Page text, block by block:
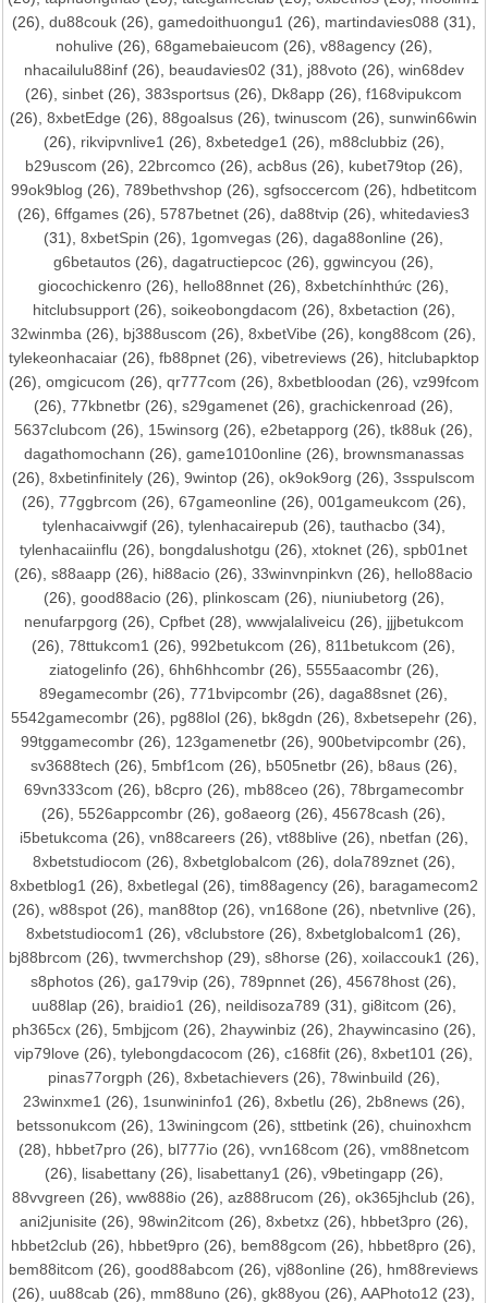
(26), du88couk(26), gamedoithuongu1 (26), martindavies088 (31),
nohulive (26), 68gamebaieucom (26), v88agency(26),
nhacailulu88inf(26), beaudavies02 (31), j88voto(26), win68dev
(26),sinbet (26),383sportsus (26), Dk8app (26),f168vipukcom
(26),8xbetEdge (26),88goalsus (26),twinuscom (26),sunwin66win
(26), rikvipvnlive1 (26), 8xbetedge1 (26), m88clubbiz(26),
b29uscom (26), 22brcomco(26), acb8us(26), kubet79top(26),
99ok9blog (26), 789bethvshop(26), sgfsoccercom (26), hdbetitcom
(26),6ffgames (26),5787betnet (26),da88tvip (26),whitedavies3
(31),8xbetSpin (26), 1gomvegas (26),daga88online (26),
g6betautos (26),dagatructiepcoc (26),ggwincyou (26),
giocochickenro (26), hello88nnet (26),8xbetchínhthức (26),
hitclubsupport(26), soikeobongdacom (26), 8xbetaction (26),
32winmba (26), bj388uscom (26),8xbetVibe (26), kong88com (26),
tylekeonhacaiar(26), fb88pnet(26), vibetreviews(26), hitclubapktop
(26), omgicucom (26), qr777com (26), 8xbetbloodan (26), vz99fcom
(26),77kbnetbr (26),s29gamenet (26),grachickenroad (26),
5637clubcom (26), 15winsorg (26),e2betapporg (26),tk88uk (26),
dagathomochann (26), game1010online (26), brownsmanassas
(26),8xbetinfinitely (26),9wintop (26),ok9ok9org (26),3sspulscom
(26), 77ggbrcom (26), 67gameonline (26), 001gameukcom (26),
tylenhacaivwgif(26), tylenhacairepub(26), tauthacbo(34),
tylenhacaiinflu (26), bongdalushotgu (26),xtoknet (26),spb01net
(26),s88aapp (26), hi88acio (26),33winvnpinkvn (26), hello88acio
(26), good88acio(26), plinkoscam (26), niuniubetorg (26),
nenufarpgorg (26), Cpfbet(28), wwwjalaliveicu (26), jjjbetukcom
(26),78ttukcom1 (26),992betukcom (26),811betukcom (26),
ziatogelinfo(26), 6hh6hhcombr(26), 5555aacombr(26),
89egamecombr (26),771bvipcombr (26),daga88snet (26),
5542gamecombr(26), pg88lol (26), bk8gdn (26), 8xbetsepehr(26),
99tggamecombr (26), 123gamenetbr (26),900betvipcombr (26),
sv3688tech (26), 5mbf1com (26), b505netbr(26), b8aus(26),
69vn333com (26), b8cpro(26), mb88ceo(26), 78brgamecombr
(26),5526appcombr (26),go8aeorg (26),45678cash (26),
i5betukcoma(26), vn88careers(26), vt88blive (26), nbetfan (26),
8xbetstudiocom (26), 8xbetglobalcom (26), dola789znet(26),
8xbetblog1 (26), 8xbetlegal (26), tim88agency(26), baragamecom2
(26), w88spot(26), man88top(26), vn168one (26), nbetvnlive (26),
8xbetstudiocom1 (26),v8clubstore (26),8xbetglobalcom1 (26),
bj88brcom (26), twvmerchshop(29), s8horse (26), xoilaccouk1 (26),
s8photos (26),ga179vip (26),789pnnet (26),45678host (26),
uu88lap(26), braidio1 (26), neildisoza789 (31), gi8itcom (26),
ph365cx(26), 5mbjjcom (26), 2haywinbiz(26), 2haywincasino(26),
vip79love (26),tylebongdacocom (26),c168fit (26),8xbet101 (26),
pinas77orgph (26), 8xbetachievers(26), 78winbuild (26),
23winxme1 (26), 1sunwininfo1 (26), 8xbetlu (26), 2b8news(26),
betssonukcom (26), 13winingcom (26), sttbetink(26), chuinoxhcm
(28), hbbet7pro(26), bl777io(26), vvn168com (26), vm88netcom
(26), lisabettany(26), lisabettany1 (26), v9betingapp(26),
88vvgreen (26),ww888io (26),az888rucom (26),ok365jhclub (26),
ani2junisite (26), 98win2itcom (26), 8xbetxz(26), hbbet3pro(26),
hbbet2club (26), hbbet9pro (26), bem88gcom (26), hbbet8pro (26),
bem88itcom (26),good88abcom (26),vj88online (26), hm88reviews
(26), uu88cab (26), mm88uno (26),gk88you (26),AAPhoto12 (23),